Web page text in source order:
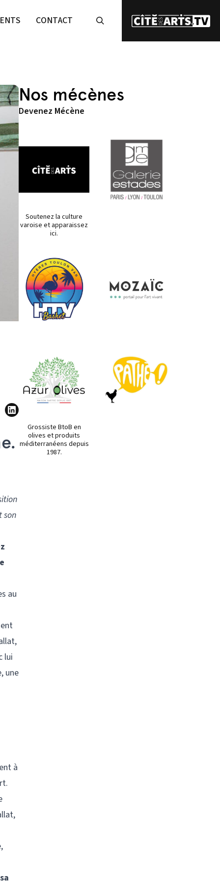
CONTACT
son
au
lui
une
à
Nos mécènes
Devenez Mécène
Soutenez la culture
varoise et apparaissez
ici.
Grossiste BtoB en
olives et produits
méditerranéens depuis
1987.